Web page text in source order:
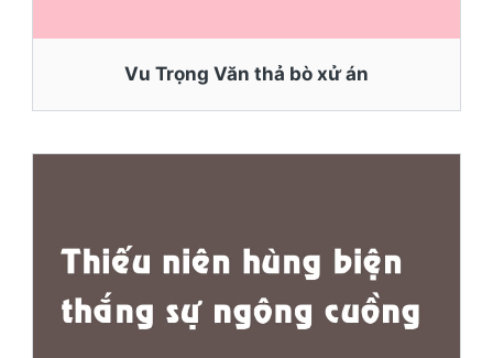
Vu Trọng Văn thả bò xử án